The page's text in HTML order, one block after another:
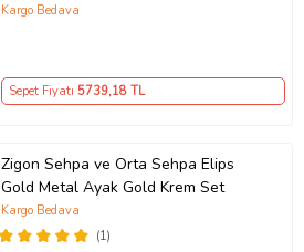
Kargo Bedava
Sepet Fiyatı 5739,18 TL
Zigon Sehpa ve Orta Sehpa Elips
Gold Metal Ayak Gold Krem Set
(1)
Kargo Bedava